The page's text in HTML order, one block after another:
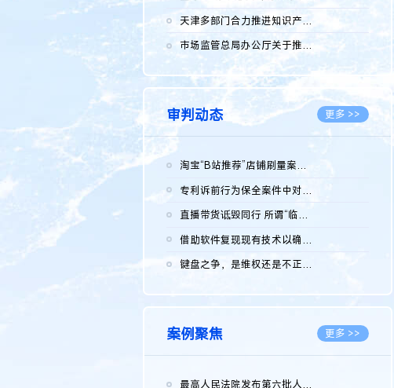
天津多部门合力推进知识产权保护工作
2026.08.05
市场监管总局办公厅关于推广第一批全国商业秘密保护创新试点典型...
2026.08.05
审判动态 更多 >>
淘宝“B站推荐”店铺刷量案维持原判，两被告连带赔偿150万元
专利诉前行为保全案件中对仿制药申请人曾作出三类声明的考量及违...
直播带货诋毁同行 所谓“临场发挥”不免责
借助软件复现现有技术以确认相关参数特征是否被公开
键盘之争，是维权还是不正当竞争？
案例聚焦 更多 >>
最高人民法院发布第六批人民法院种业知识产权司法保护典型案例 含...